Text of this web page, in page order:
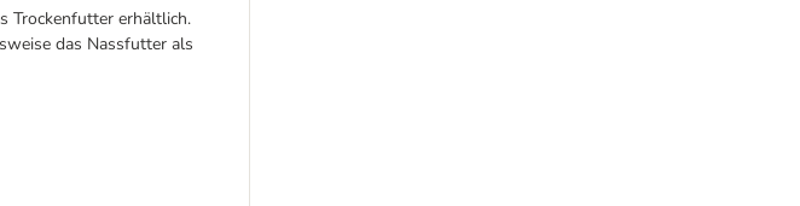
Trockenfutter erhältlich.
das Nassfutter als